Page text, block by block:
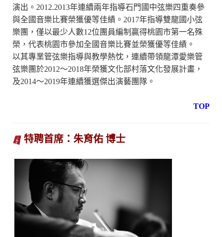
演出。2012.2013年連續兩年指導石門國中弦樂四重奏參
與全國音樂比賽榮獲優等佳績。2017年指導雙龍國小弦
樂團，僅以最少人數12位團員編制贏得桃園市第一名殊
榮，代表桃園市參加全國音樂比賽並榮獲優等佳績。
以其專業管弦樂指導與教學熱忱，連續帶領龍潭愛樂管
弦樂團於2012～2018年榮獲文化部村落文化發展計畫，
及2014～2019年連續獲選傑出演藝團隊。
TOP
特聘首席：朱育佑 博士